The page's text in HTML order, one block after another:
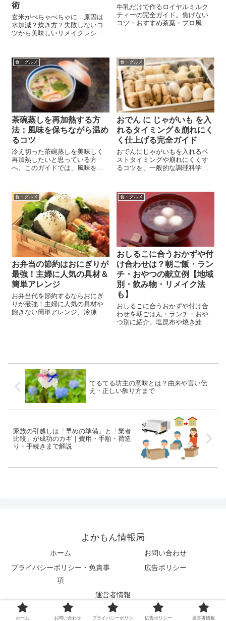
術
玄米がべちゃべちゃに…原因は
水加減？炊き方？失敗しないコ
ツから美味しいリメイクレシ
牛乳だけで作るロイヤルミルク
ティーの完全ガイド。焦げない
コツ・おすすめ茶葉・プロ風ア
食・グルメ
茶碗蒸しを再加熱する方
法：風味を保ちながら温め
るコツ
冷え切った茶碗蒸しを美味しく
再加熱したいと思っている方
へ。このガイドでは、風味を損
ための注意点をご紹介します。
事前に作っておいたり、余った
茶碗蒸しを再び楽しむための役
立つ情報を提供し...
食・グルメ
おでん に じゃがいも を入
れるタイミング＆崩れにく
く仕上げる完全ガイド
おでんにじゃがいもを入れるベ
ストタイミングや崩れにくくす
るコツを、一般的な調理科学と
まで網羅した完全ガイド。
食・グルメ
お弁当の節約はおにぎりが
最強！主婦に人気の具材＆
簡単アレンジ
お弁当代を節約するならおにぎ
りが最強！主婦に人気の具材や
飽きない簡単アレンジ、冷凍保
食・グルメ
おしるこに合うおかずや付
け合わせは？朝ご飯・ラン
チ・おやつの献立例【地域
別・飲み物・リメイク法
も】
おしるこに合うおかずや付け合
わせを朝ごはん・ランチ・おや
つ別に紹介。塩昆布や焼き鮭、
てるてる坊主の意味とは？由来や言い伝
え・正しい飾り方まで
家族の引越しは「早めの準備」と「業者
比較」が成功のカギ｜費用・手順・荷造
り・手続きまで解説
よかもん情報局
ホーム
お問い合わせ
プライバシーポリシー・免責事
項
広告ポリシー
運営者情報
© 2021 よかもん情報局.
ホーム お問い合わせ プライバシーポリシ 広告ポリシー 運営者情報